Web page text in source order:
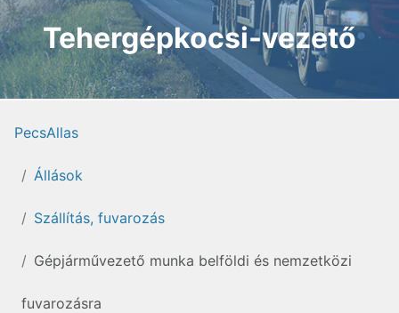
Tehergépkocsi-vezető
PecsAllas
Állások
Szállítás, fuvarozás
Gépjárművezető munka belföldi és nemzetközi
fuvarozásra